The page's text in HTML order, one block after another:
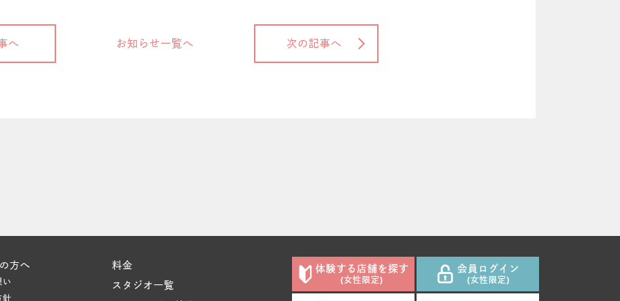
へ お知らせ一覧へ 次の記事へ
方へ
い
針
料金
スタジオ一覧
体験する店舗を探す
(女性限定)
会員ログイン
(女性限定)